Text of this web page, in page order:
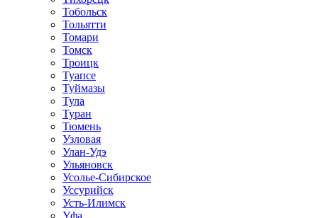
Тобольск
Тольятти
Томари
Томск
Троицк
Туапсе
Туймазы
Тула
Туран
Тюмень
Узловая
Улан-Удэ
Ульяновск
Усолье-Сибирское
Уссурийск
Усть-Илимск
Уфа